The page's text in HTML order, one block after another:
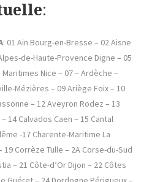
:
: 01 Ain Bourg-en-Bresse – 02 Aisne
de-Haute-Provence Digne – 05
Nice – 07 – Ardèche –
Mézières – 09 Ariège Foix – 10
– 12 Aveyron Rodez – 13
14 Calvados Caen – 15 Cantal
-17 Charente-Maritime La
Corrèze Tulle – 2A Corse-du-Sud
– 21 Côte-d’Or Dijon – 22 Côtes